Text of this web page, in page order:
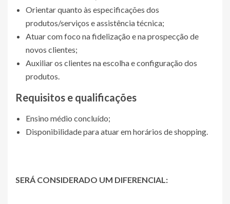
Orientar quanto às especificações dos
produtos/serviços e assistência técnica;
Atuar com foco na fidelização e na prospecção de
novos clientes;
Auxiliar os clientes na escolha e configuração dos
produtos.
Requisitos e qualificações
Ensino médio concluído;
Disponibilidade para atuar em horários de shopping.
SERÁ CONSIDERADO UM DIFERENCIAL: